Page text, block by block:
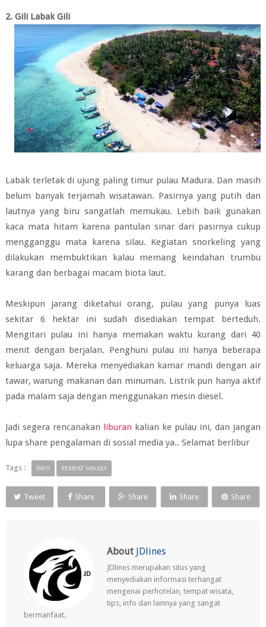
2. Gili Labak Gili
Labak terletak di ujung paling timur pulau Madura. Dan masih
belum banyak terjamah wisatawan. Pasirnya yang putih dan
lautnya yang biru sangatlah memukau. Lebih baik gunakan
kaca mata hitam karena pantulan sinar dari pasirnya cukup
mengganggu mata karena silau. Kegiatan snorkeling yang
dilakukan membuktikan kalau memang keindahan trumbu
karang dan berbagai macam biota laut.
Meskipun jarang diketahui orang, pulau yang punya luas
sekitar 6 hektar ini sudah disediakan tempat berteduh.
Mengitari pulau ini hanya memakan waktu kurang dari 40
menit dengan berjalan. Penghuni pulau ini hanya beberapa
keluarga saja. Mereka menyediakan kamar mandi dengan air
tawar, warung makanan dan minuman. Listrik pun hanya aktif
pada malam saja dengan menggunakan mesin diesel.
Jadi segera rencanakan liburan kalian ke pulau ini, dan jangan
lupa share pengalaman di sosial media ya.. Selamat berlibur
Tags : INFO TEMPAT WISATA
Tweet Share Share Share Share
About JDlines
JDlines merupakan situs yang
menyediakan informasi terhangat
mengenai perhotelan, tempat wisata,
tips, info dan lainnya yang sangat
bermanfaat.